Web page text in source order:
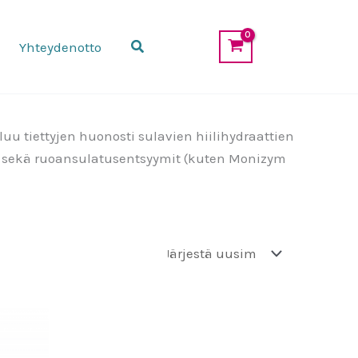
Yhteydenotto Etsi
tiettyjen huonosti sulavien hiilihydraattien
ruoansulatusentsyymit (kuten Monizym